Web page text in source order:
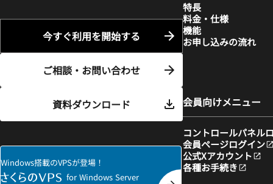
今すぐ利用を開始する
ご相談・お問い合わせ
資料ダウンロード
Windows搭載のVPSが登場！
for Windows Server
特長
料金・仕様
機能
お申し込みの流れ
会員向けメニュー
コントロールパネル
会員ページログイン
公式Xアカウント
各種お手続き